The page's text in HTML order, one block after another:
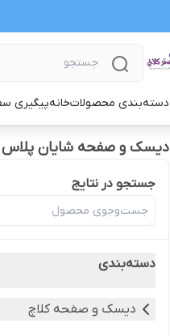
دسته‌بندی محصولاتخانهپیگیری
دیسک و صفحه شایان پلاس
جستجو در نتایج
دسته‌بندی
دیسک و صفحه کلاچ